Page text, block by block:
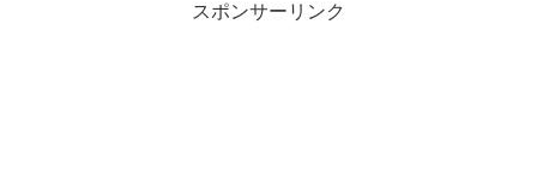
スポンサーリンク